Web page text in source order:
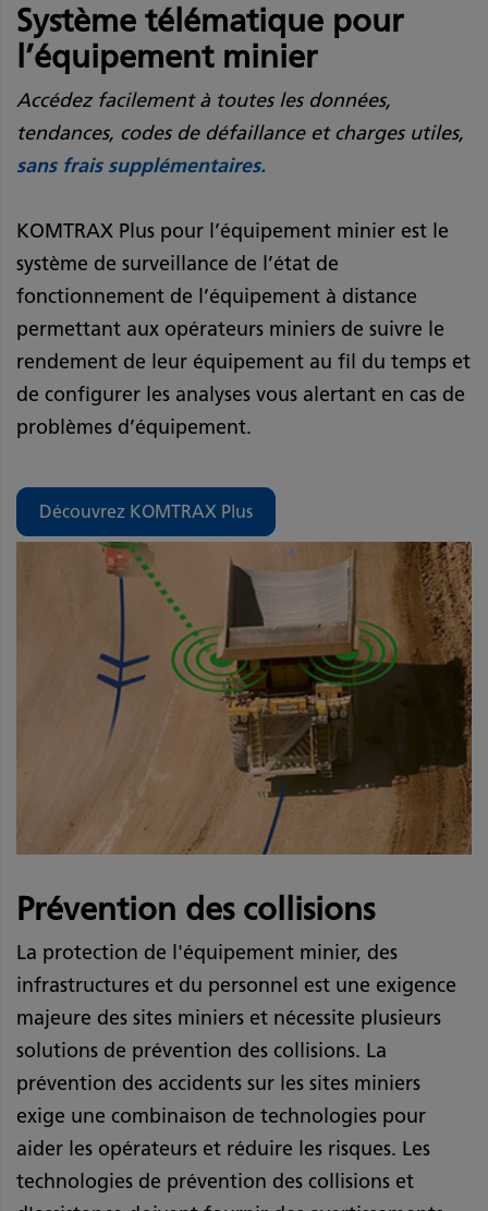
Système télématique pour
l’équipement minier
Accédez facilement à toutes les données,
tendances, codes de défaillance et charges utiles,
sans frais supplémentaires.
KOMTRAX Plus pour l’équipement minier est le
système de surveillance de l’état de
fonctionnement de l’équipement à distance
permettant aux opérateurs miniers de suivre le
rendement de leur équipement au fil du temps et
de configurer les analyses vous alertant en cas de
problèmes d’équipement.
Découvrez KOMTRAX Plus
Prévention des collisions
La protection de l'équipement minier, des
infrastructures et du personnel est une exigence
majeure des sites miniers et nécessite plusieurs
solutions de prévention des collisions. La
prévention des accidents sur les sites miniers
exige une combinaison de technologies pour
aider les opérateurs et réduire les risques. Les
technologies de prévention des collisions et